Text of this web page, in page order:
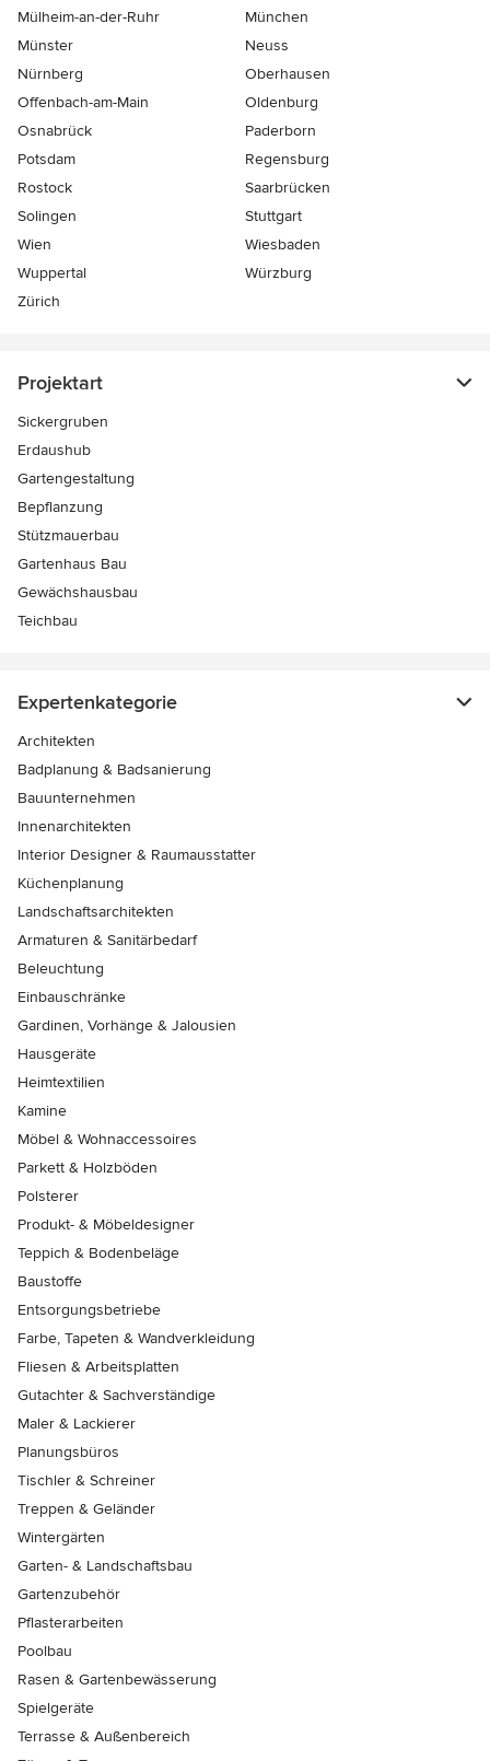
Mülheim-an-der-Ruhr
München
Münster
Neuss
Nürnberg
Oberhausen
Offenbach-am-Main
Oldenburg
Osnabrück
Paderborn
Potsdam
Regensburg
Rostock
Saarbrücken
Solingen
Stuttgart
Wien
Wiesbaden
Wuppertal
Würzburg
Zürich
Projektart
Sickergruben
Erdaushub
Gartengestaltung
Bepflanzung
Stützmauerbau
Gartenhaus Bau
Gewächshausbau
Teichbau
Expertenkategorie
Architekten
Badplanung & Badsanierung
Bauunternehmen
Innenarchitekten
Interior Designer & Raumausstatter
Küchenplanung
Landschaftsarchitekten
Armaturen & Sanitärbedarf
Beleuchtung
Einbauschränke
Gardinen, Vorhänge & Jalousien
Hausgeräte
Heimtextilien
Kamine
Möbel & Wohnaccessoires
Parkett & Holzböden
Polsterer
Produkt- & Möbeldesigner
Teppich & Bodenbeläge
Baustoffe
Entsorgungsbetriebe
Farbe, Tapeten & Wandverkleidung
Fliesen & Arbeitsplatten
Gutachter & Sachverständige
Maler & Lackierer
Planungsbüros
Tischler & Schreiner
Treppen & Geländer
Wintergärten
Garten- & Landschaftsbau
Gartenzubehör
Pflasterarbeiten
Poolbau
Rasen & Gartenbewässerung
Spielgeräte
Terrasse & Außenbereich